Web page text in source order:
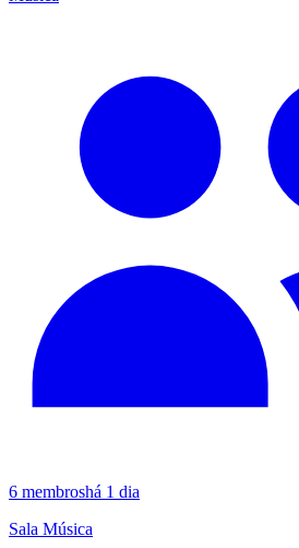
6 membroshá 1 dia
Sala Música